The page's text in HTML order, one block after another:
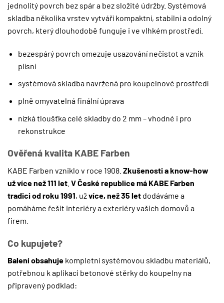
jednolitý povrch bez spár a bez složité údržby. Systémová
skladba několika vrstev vytváří kompaktní, stabilní a odolný
povrch, který dlouhodobě funguje i ve vlhkém prostředí.
bezespárý povrch omezuje usazování nečistot a vznik
plísní
systémová skladba navržená pro koupelnové prostředí
plně omyvatelná finální úprava
nízká tloušťka celé skladby do 2 mm – vhodné i pro
rekonstrukce
Ověřená kvalita KABE Farben
KABE Farben vzniklo v roce 1908. Zkušenosti a know-how
už více než 111 let V České republice má KABE Farben
tradici od roku 1991, užvíce, než 35 let dodáváme a
pomáháme řešit interiéry a exteriéry vašich domovů a
firem.
Co kupujete?
Balení obsahuje kompletní systémovou skladbu materiálů,
potřebnou k aplikaci betonové stěrky do koupelny na
připravený podklad: